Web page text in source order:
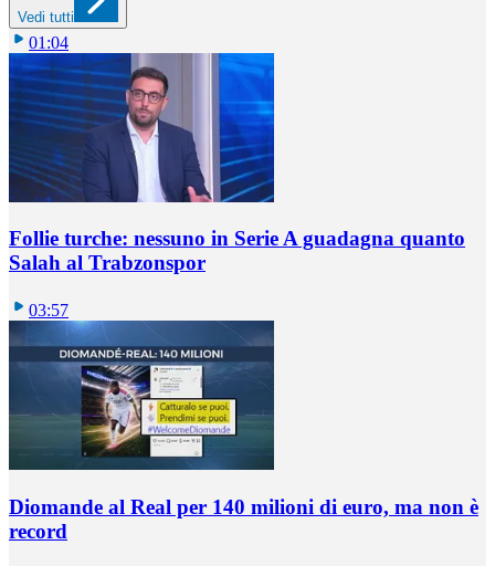
Vedi tutti
01:04
Follie turche: nessuno in Serie A guadagna quanto
Salah al Trabzonspor
03:57
Diomande al Real per 140 milioni di euro, ma non è
record